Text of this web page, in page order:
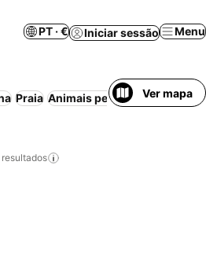
PT · € Iniciar sessão Menu
Praia Animais permitidosVer mapa